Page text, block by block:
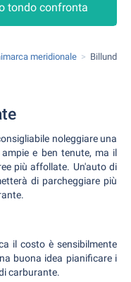
tondo confronta
meridionale Billund
noleggiare una
e ben tenute, ma il
più affollate. Un'auto di
di parcheggiare più
il costo è sensibilmente
buona idea pianificare i
carburante.